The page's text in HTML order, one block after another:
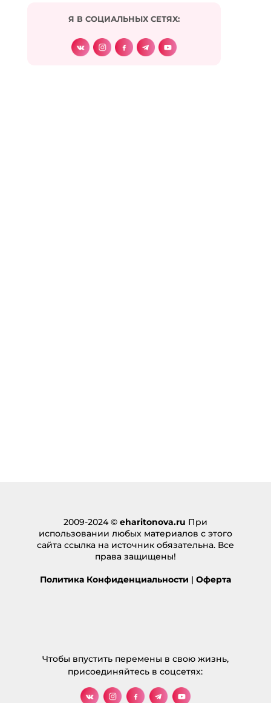
Подписаться на комментарии по e-mail
Я В СОЦИАЛЬНЫХ СЕТЯХ:
2009-2024 © eharitonova.ru При
использовании любых материалов с этого
сайта ссылка на источник обязательна. Все
права защищены!
Политика Конфиденциальности | Оферта
Чтобы впустить перемены в свою жизнь,
присоединяйтесь в соцсетях: